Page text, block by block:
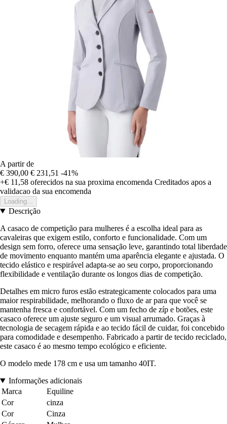
A partir de
€ 390,00 € 231,51 -41%
+€ 11,58 oferecidos na sua proxima encomenda Creditados apos a
validacao da sua encomenda
Loading...
Descrição
A casaco de competição para mulheres é a escolha ideal para as
cavaleiras que exigem estilo, conforto e funcionalidade. Com um
design sem forro, oferece uma sensação leve, garantindo total liberdade
de movimento enquanto mantém uma aparência elegante e ajustada. O
tecido elástico e respirável adapta-se ao seu corpo, proporcionando
flexibilidade e ventilação durante os longos dias de competição.
Detalhes em micro furos estão estrategicamente colocados para uma
maior respirabilidade, melhorando o fluxo de ar para que você se
mantenha fresca e confortável. Com um fecho de zíp e botões, este
casaco oferece um ajuste seguro e um visual arrumado. Graças à
tecnologia de secagem rápida e ao tecido fácil de cuidar, foi concebido
para comodidade e desempenho. Fabricado a partir de tecido reciclado,
este casaco é ao mesmo tempo ecológico e eficiente.
O modelo mede 178 cm e usa um tamanho 40IT.
Informações adicionais
Marca
Equiline
Cor
cinza
Cor
Cinza